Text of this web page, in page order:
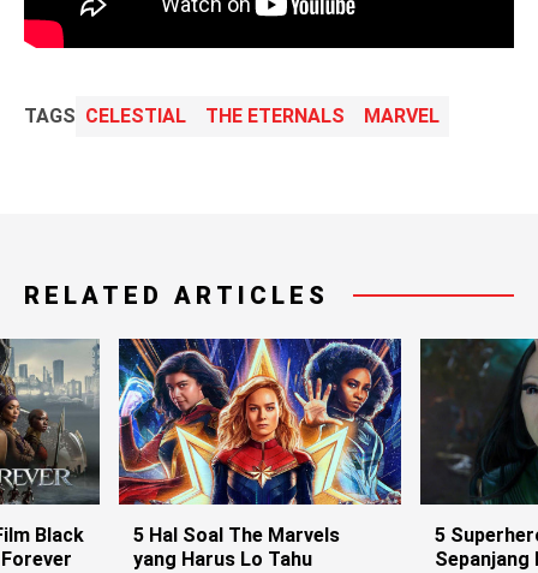
TAGS CELESTIAL THE ETERNALS MARVEL
RELATED ARTICLES
Black
5 Hal Soal The Marvels
yang Harus Lo Tahu
5
Sepanjang